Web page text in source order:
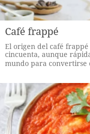
Café frappé
El origen del café frappé
cincuenta, aunque
mundo para convertirse